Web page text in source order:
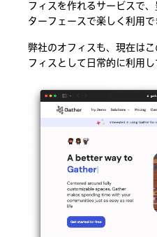
フィスを作れるサービスで
ターフェースで楽しく利用で
弊社のオフィスも、現在は
フィスとして日常的に利用し